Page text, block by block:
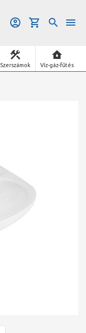
Szerszámok Víz-gáz-fűtés